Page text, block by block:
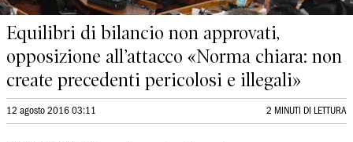
Equilibri di bilancio non approvati,
opposizione all’attacco «Norma chiara: non
create precedenti pericolosi e illegali»
12 agosto 2016 03:11 2 MINUTI DI LETTURA